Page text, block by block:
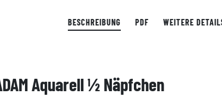
BESCHREIBUNG PDF WEITERE
Aquarell ½ Näpfchen